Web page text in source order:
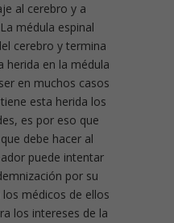
al cerebro y a
médula espinal
cerebro y termina
herida en la médula
en muchos casos
esta herida los
es por eso que
debe hacer al
puede intentar
por su
médicos de ellos
los intereses de la